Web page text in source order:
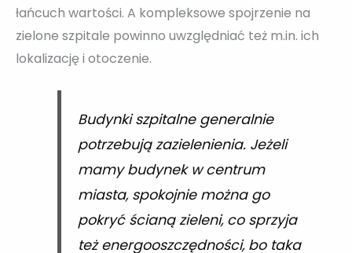
łańcuch wartości. A kompleksowe spojrzenie na
zielone szpitale powinno uwzględniać też m.in. ich
lokalizację i otoczenie.
Budynki szpitalne generalnie
potrzebują zazielenienia. Jeżeli
mamy budynek w centrum
miasta, spokojnie można go
pokryć ścianą zieleni, co sprzyja
też energooszczędności, bo taka